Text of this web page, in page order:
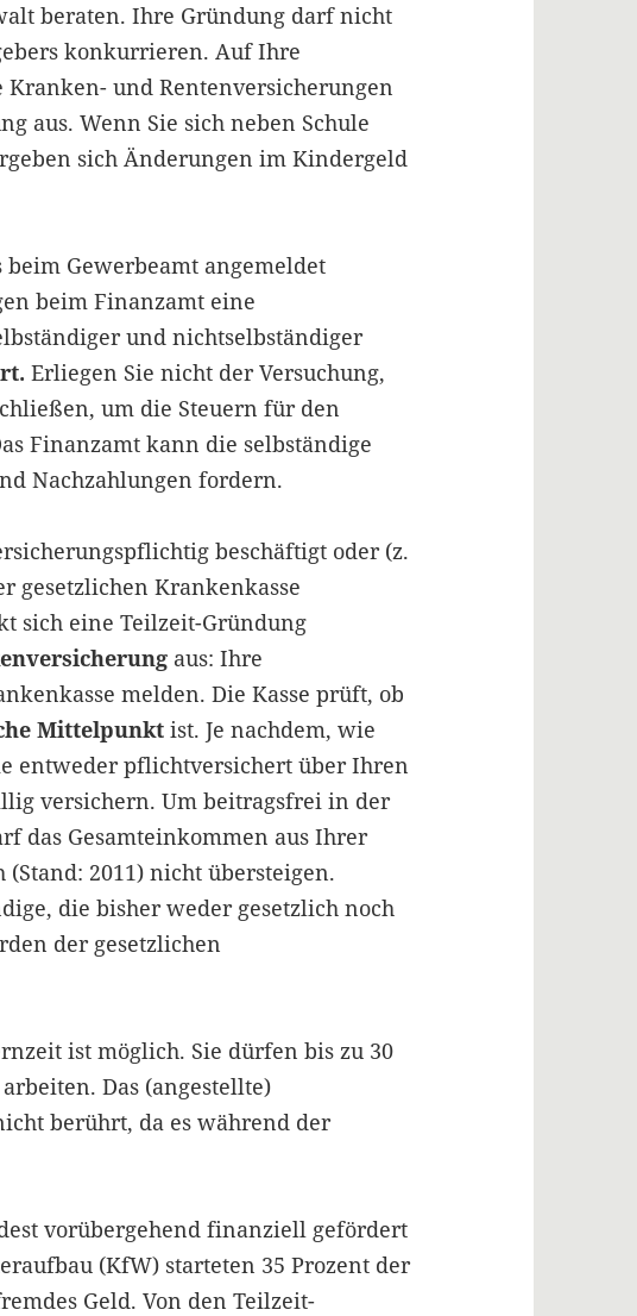
beraten. Ihre Gründung darf nicht
konkurrieren. Auf Ihre
und Rentenversicherungen
aus. Wenn Sie sich neben Schule
sich Änderungen im Kindergeld
Gewerbeamt angemeldet
beim Finanzamt eine
und nichtselbständiger
Erliegen Sie nicht der Versuchung,
um die Steuern für den
Finanzamt kann die selbständige
Nachzahlungen fordern.
beschäftigt oder (z.
gesetzlichen Krankenkasse
sich eine Teilzeit-Gründung
aus: Ihre
melden. Die Kasse prüft, ob
Mittelpunktist. Je nachdem, wie
entweder pflichtversichert über Ihren
versichern. Um beitragsfrei in der
das Gesamteinkommen aus Ihrer
2011) nicht übersteigen.
die bisher weder gesetzlich noch
der gesetzlichen
ist möglich. Sie dürfen bis zu 30
Das (angestellte)
berührt, da es während der
vorübergehend finanziell gefördert
(KfW) starteten 35 Prozent der
Geld. Von den Teilzeit-